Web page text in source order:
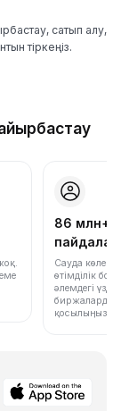
сатып алу,
тіркеңіз.
86 млн+
Сауда көлемі
өтімділік
әлемдегі үздік
биржалардың
қосылыңыз.